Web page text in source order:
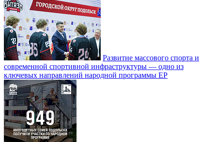
Развитие массового спорта и
современной спортивной инфраструктуры — одно из
ключевых направлений народной программы ЕР